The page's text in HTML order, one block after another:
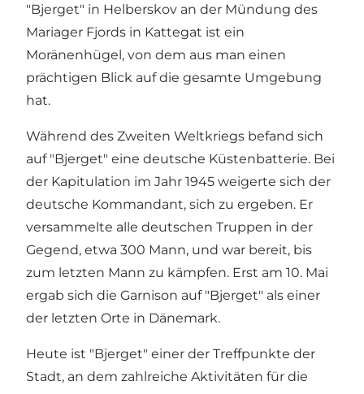
"Bjerget" in Helberskov an der Mündung des
Mariager Fjords in Kattegat ist ein
Moränenhügel, von dem aus man einen
prächtigen Blick auf die gesamte Umgebung
hat.
Während des Zweiten Weltkriegs befand sich
auf "Bjerget" eine deutsche Küstenbatterie. Bei
der Kapitulation im Jahr 1945 weigerte sich der
deutsche Kommandant, sich zu ergeben. Er
versammelte alle deutschen Truppen in der
Gegend, etwa 300 Mann, und war bereit, bis
zum letzten Mann zu kämpfen. Erst am 10. Mai
ergab sich die Garnison auf "Bjerget" als einer
der letzten Orte in Dänemark.
Heute ist "Bjerget" einer der Treffpunkte der
Stadt, an dem zahlreiche Aktivitäten für die